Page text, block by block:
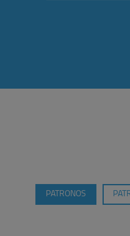
PATRONOS